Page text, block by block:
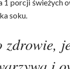
1 porcji świeżych
soku.
zdrowie,